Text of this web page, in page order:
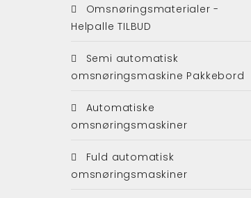
Omsnøringsmaterialer -
Helpalle TILBUD
Semi automatisk
omsnøringsmaskine Pakkebord
Automatiske
omsnøringsmaskiner
Fuld automatisk
omsnøringsmaskiner